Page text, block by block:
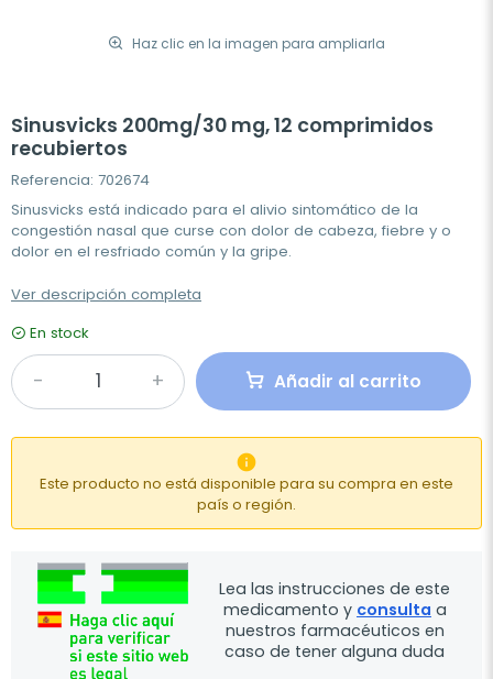
Haz clic en la imagen para ampliarla
Sinusvicks 200mg/30 mg, 12 comprimidos
recubiertos
Referencia: 702674
Sinusvicks está indicado para el alivio sintomático de la
congestión nasal que curse con dolor de cabeza, fiebre y o
dolor en el resfriado común y la gripe.
Ver descripción completa
En stock
Añadir al carrito

Este producto no está disponible para su compra en este
país o región.
Lea las instrucciones de este
medicamento y consulta a
nuestros farmacéuticos en
caso de tener alguna duda